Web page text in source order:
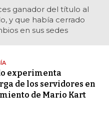
ganador del título al
y que había cerrado
en sus sedes
experimenta
de los servidores en
de Mario Kart